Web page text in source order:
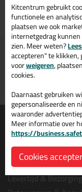
silicone wit daarom
Voor 21:00 uur
morgen in huis
Grootste assortiment
uit voorraad
Informatie
Tips en tricks
Keuzehulpen
Acties
Levertijd & Bezorging
Kitcentrum gebruikt
functionele en
plaatsen we ook
internetgedrag
zien. Meer weten?
accepteren" te klikken,
voorweigeren,
cookies.
Daarnaast gebruiken
gepersonaliseerde en
waaronder
Meer informatie over
https://
Cookies